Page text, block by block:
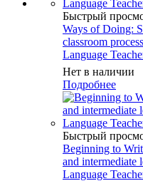
Быстрый
Ways of Doing:
classroom
Language
Нет в наличии
Подробнее
Быстрый
Beginning to
and intermediate
Language